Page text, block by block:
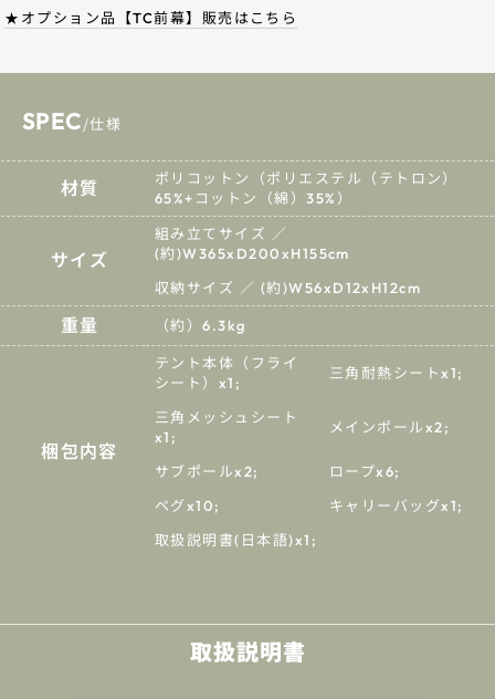
★オプション品【TC前幕】販売はこちら
SPEC/仕様
材質
ポリコットン（ポリエステル（テトロン）
65%+コットン（綿）35%）
サイズ
組み立てサイズ ／
(約)W365xD200xH155cm
収納サイズ ／ (約)W56xD12xH12cm
重量 （約）6.3kg
梱包内容
テント本体（フライ
シート）x1;
三角耐熱シートx1;
三角メッシュシート
x1;
メインポールx2;
サブポールx2;
ロープx6;
ペグx10;
キャリーバッグx1;
取扱説明書(日本語)x1;
取扱説明書